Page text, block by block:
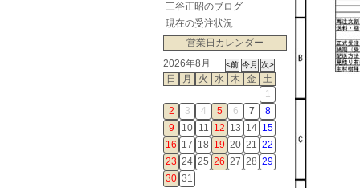
三谷正昭のブログ
現在の受注状況
営業日カレンダー
2026年8月
日
月 火 水 木 金
土
1
2
3 4 5 6 7
8
9
10 11 12 13 14 15
16 17 18 19 20 21 22
23 24 25 26 27 28 29
30 31